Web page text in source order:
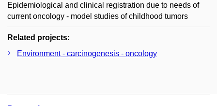
Epidemiological and clinical registration due to needs of
current oncology - model studies of childhood tumors
Related projects:
Environment - carcinogenesis - oncology